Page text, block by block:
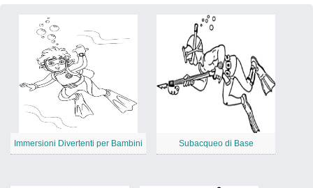
Immersioni Divertenti per Bambini Subacqueo di Base